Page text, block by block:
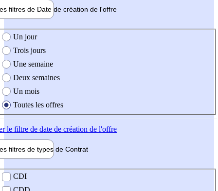
filtres de Date de création de l'offre
création de l'offre
Un jour
Trois jours
Une semaine
Deux semaines
Un mois
Toutes les offres
le filtre de date de création de l'offre
filtres de types de Contrat
contrat
CDI